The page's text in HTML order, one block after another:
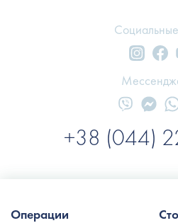
+38 (044)
Операции